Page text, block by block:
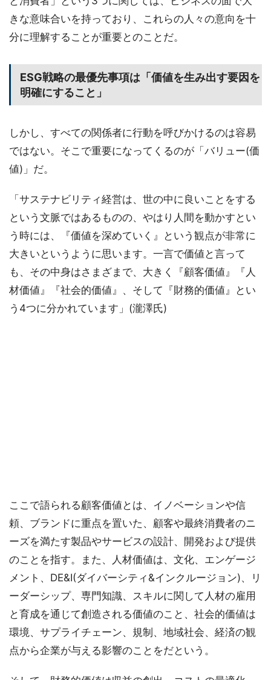
きな意味合いを持っており、これらの人々の意向を十
分に理解することが重要とのことだ。
ESG戦略の最優先事項は「価値を生み出す要因を
明確にすること」
しかし、すべての関係者に行動を呼びかけるのは容易
ではない。そこで重要になってくるのが「バリュー(価
値)」だ。
「サステナビリティ経営は、世の中に良いことをする
という文脈ではあるものの、やはり人間を動かすとい
う時には、『価値を深めていく』という観点が非常に
大きいというように思います。一言で価値と言って
も、その中身はさまざまで、大きく『顧客価値』『人
材価値』『社会的価値』、そして『財務的価値』とい
う4つに分かれています」(瀧澤氏)
ここで語られる顧客価値とは、イノベーションや信
頼、ブランドに重点を置いた、顧客や最終消費者のニ
ーズを満たす製品やサービスの設計、開発および提供
のことを指す。また、人材価値は、文化、エンゲージ
メント、DE&I(ダイバーシティ&インクルージョン)、リ
ーダーシップ、専門知識、スキルに関して人材の雇用
と育成を通じて創造される価値のこと、社会的価値は
環境、サプライチェーン、規制、地域社会、経済の観
点から企業が与える影響のことをだという。